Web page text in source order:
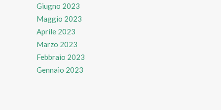
Giugno 2023
Maggio 2023
Aprile 2023
Marzo 2023
Febbraio 2023
Gennaio 2023